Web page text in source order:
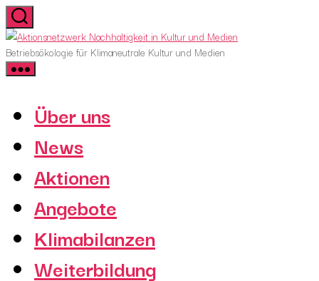
Skip
to
the
content
Betriebsökologie für Klimaneutrale Kultur und Medien
Über uns
News
Aktionen
Angebote
Klimabilanzen
Weiterbildung